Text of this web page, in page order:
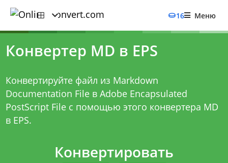
16 Меню
Конвертер MD в EPS
Конвертируйте файл из Markdown
Documentation File в Adobe Encapsulated
PostScript File с помощью этого конвертера MD
в EPS.
Конвертировать